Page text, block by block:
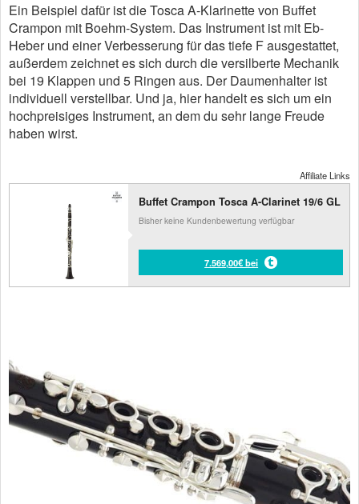
Ein Beispiel dafür ist die Tosca A-Klarinette von Buffet
Crampon mit Boehm-System. Das Instrument ist mit Eb-
Heber und einer Verbesserung für das tiefe F ausgestattet,
außerdem zeichnet es sich durch die versilberte Mechanik
bei 19 Klappen und 5 Ringen aus. Der Daumenhalter ist
individuell verstellbar. Und ja, hier handelt es sich um ein
hochpreisiges Instrument, an dem du sehr lange Freude
haben wirst.
Affiliate Links
Buffet Crampon Tosca A-Clarinet 19/6 GL
Bisher keine Kundenbewertung verfügbar
7.569,00€ bei